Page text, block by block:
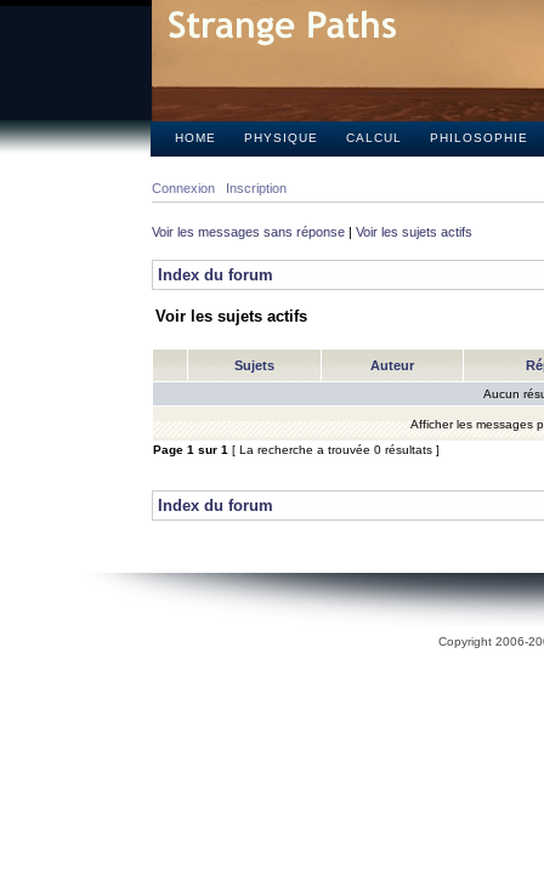
HOME PHYSIQUE CALCUL PHILOSOPHIE
Connexion Inscription
Voir les messages sans réponse | Voir les sujets actifs
Index du forum
Voir les sujets actifs
Sujets Auteur
Aucun
Afficher les messages
Page 1 sur 1 [ La recherche a trouvée 0 résultats ]
Index du forum
Copyright 2006-